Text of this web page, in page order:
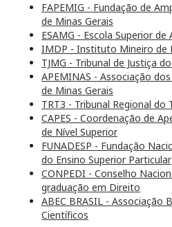
FAPEMIG - Fundação de
de Minas Gerais
ESAMG - Escola Superior
IMDP - Instituto Mineiro de
TJMG - Tribunal de Justiça
APEMINAS - Associação
de Minas Gerais
TRT3 - Tribunal Regional do
CAPES - Coordenação de
de Nível Superior
FUNADESP - Fundação
do Ensino Superior Particular
CONPEDI - Conselho
graduação em Direito
ABEC BRASIL - Associação
Científicos